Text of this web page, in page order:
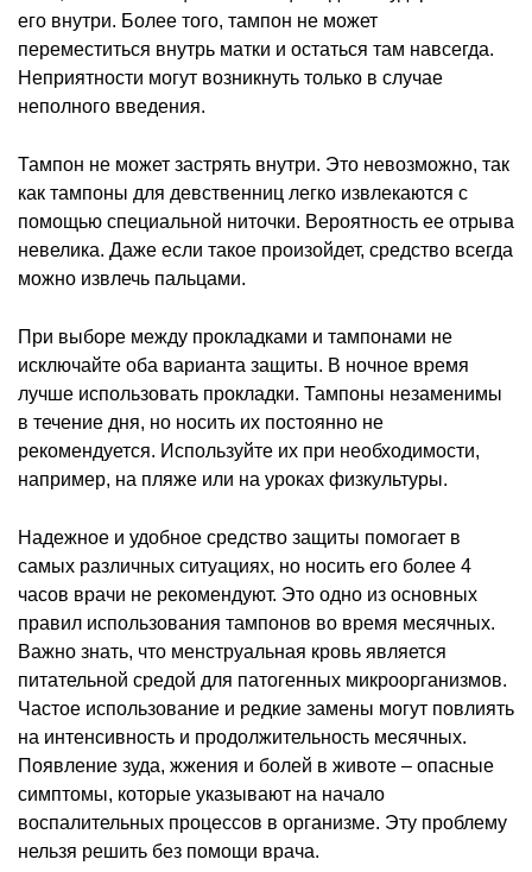
его внутри. Более того, тампон не может
переместиться внутрь матки и остаться там навсегда.
Неприятности могут возникнуть только в случае
неполного введения.
Тампон не может застрять внутри. Это невозможно, так
как тампоны для девственниц легко извлекаются с
помощью специальной ниточки. Вероятность ее отрыва
невелика. Даже если такое произойдет, средство всегда
можно извлечь пальцами.
При выборе между прокладками и тампонами не
исключайте оба варианта защиты. В ночное время
лучше использовать прокладки. Тампоны незаменимы
в течение дня, но носить их постоянно не
рекомендуется. Используйте их при необходимости,
например, на пляже или на уроках физкультуры.
Надежное и удобное средство защиты помогает в
самых различных ситуациях, но носить его более 4
часов врачи не рекомендуют. Это одно из основных
правил использования тампонов во время месячных.
Важно знать, что менструальная кровь является
питательной средой для патогенных микроорганизмов.
Частое использование и редкие замены могут повлиять
на интенсивность и продолжительность месячных.
Появление зуда, жжения и болей в животе – опасные
симптомы, которые указывают на начало
воспалительных процессов в организме. Эту проблему
нельзя решить без помощи врача.